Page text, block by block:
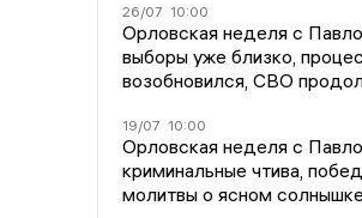
26/07 10:00
Орловская неделя с
выборы уже близко,
возобновился, СВО
19/07 10:00
Орловская неделя с
криминальные чтива,
молитвы о ясном солнышке